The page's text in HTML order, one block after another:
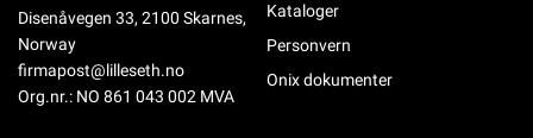
Disenåvegen 33, 2100 Skarnes,
Norway
firmapost@lilleseth.no
Org.nr.: NO 861 043 002 MVA
Kataloger
Personvern
Onix dokumenter